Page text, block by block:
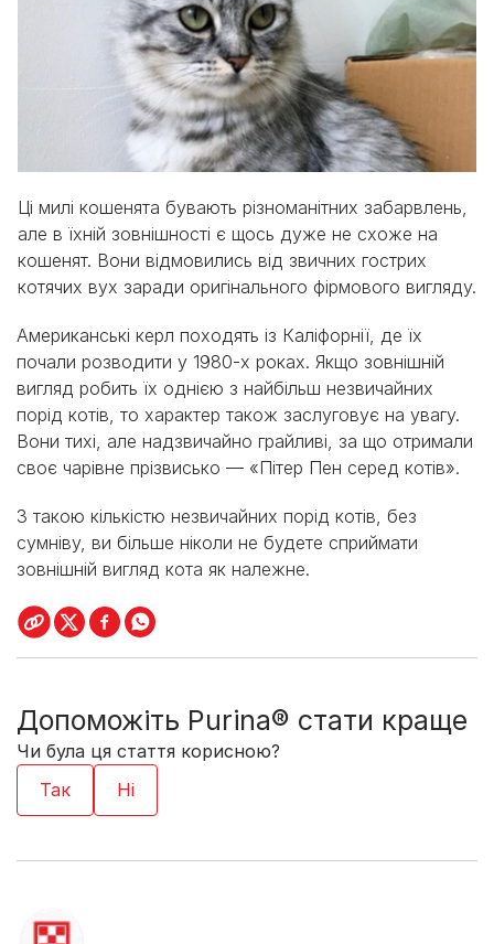
Ці милі кошенята бувають різноманітних забарвлень,
але в їхній зовнішності є щось дуже не схоже на
кошенят. Вони відмовились від звичних гострих
котячих вух заради оригінального фірмового вигляду.
Американські керл походять із Каліфорнії, де їх
почали розводити у 1980-х роках. Якщо зовнішній
вигляд робить їх однією з найбільш незвичайних
порід котів, то характер також заслуговує на увагу.
Вони тихі, але надзвичайно грайливі, за що отримали
своє чарівне прізвисько — «Пітер Пен серед котів».
З такою кількістю незвичайних порід котів, без
сумніву, ви більше ніколи не будете сприймати
зовнішній вигляд кота як належне.
Допоможіть Purina® стати краще
Чи була ця стаття корисною?